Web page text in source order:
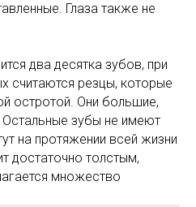
Глаза также не
два десятка зубов, при
считаются резцы, которые
остротой. Они большие,
зубы не имеют
на протяжении всей жизни
достаточно толстым,
множество